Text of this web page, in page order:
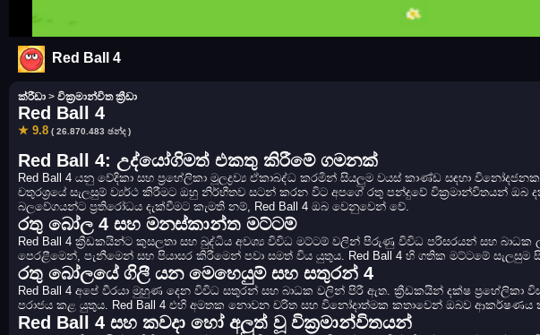
Red Ball 4
ක්රීඩා > වික්‍රමාන්විත ක්‍රීඩා
Red Ball 4
★ 9.8 ( 26.870.483 ඡන්ද )
Red Ball 4: උද්යෝගිමත් එකතු කිරීමේ ගමනක්
Red Ball 4 යනු වේදිකා සහ ප්‍රහේලිකා මූලද්‍රව්‍ය ඒකාබද්ධ කරමින් සියලුම වයස් කාණ්ඩ සඳහා
චතුරශ්‍රයේ සැලසුම් ව්‍යර්ථ කිරීමට ඔහු නිර්භීතව සටන් කරන විට අපගේ රතු පන්දුවේ වික්‍රමාන්විතයන්
බලවේගයන්ට ප්‍රතිරෝධය දැක්වීමට කැමති නම්, Red Ball 4 ඔබ වෙනුවෙන් වේ.
රතු බෝල 4 සහ මනස්කාන්ත මට්ටම්
Red Ball 4 ක්‍රීඩකයින්ට කුසලතා සහ බුද්ධිය අවශ්‍ය විවිධ මට්ටම් වලින් පිරුණු විවිධ පරිසරයන් සහ
පෙරළීමෙන්, පැනීමෙන් සහ පියාසර කිරීමෙන් පවා සමත් විය යුතුය. Red Ball 4 හි ගතික මට්ටමේ
රතු බෝලයේ ගිලී යන මෙහෙයුම් සහ සතුරන් 4
Red Ball 4 අපේ වීරයා මුහුණ දෙන විවිධ සතුරන් සහ බාධක වලින් පිරී ඇත. ක්‍රීඩකයින් දක්ෂ
පරාජය කළ යුතුය. Red Ball 4 එහි අමතක නොවන චරිත සහ විනෝදාත්මක කතාවෙන් ඔබව ආකර්ෂණය
Red Ball 4 සහ කවදා හෝ අලුත් වූ වික්‍රමාන්විතයන්